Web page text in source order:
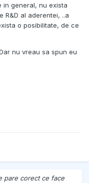
in general, nu exista
R&D al aderentei, ..a
o posibilitate, de ce
nu vreau sa spun eu
pare corect ce face